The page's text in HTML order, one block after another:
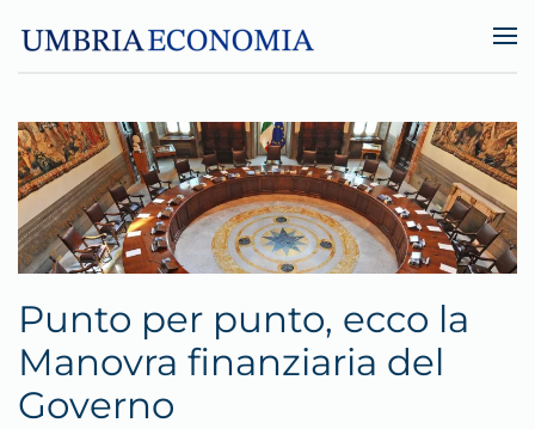
Punto per punto, ecco la
Manovra finanziaria del
Governo